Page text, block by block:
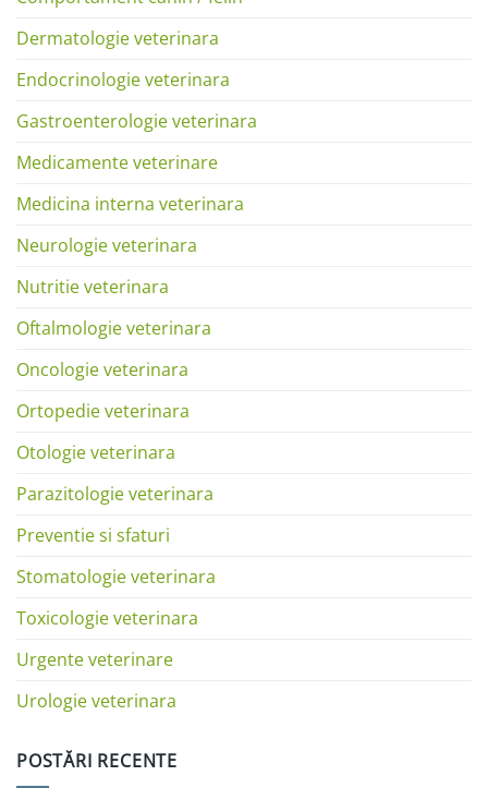
Dermatologie veterinara
Endocrinologie veterinara
Gastroenterologie veterinara
Medicamente veterinare
Medicina interna veterinara
Neurologie veterinara
Nutritie veterinara
Oftalmologie veterinara
Oncologie veterinara
Ortopedie veterinara
Otologie veterinara
Parazitologie veterinara
Preventie si sfaturi
Stomatologie veterinara
Toxicologie veterinara
Urgente veterinare
Urologie veterinara
POSTĂRI RECENTE